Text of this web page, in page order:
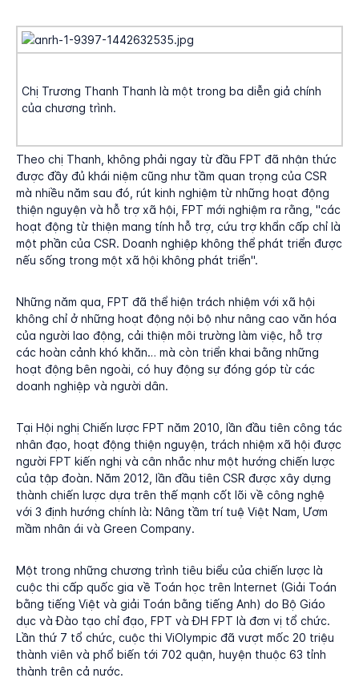
Chị Trương Thanh Thanh là một trong ba diễn giả chính
của chương trình.
Theo chị Thanh, không phải ngay từ đầu FPT đã nhận thức
được đầy đủ khái niệm cũng như tầm quan trọng của CSR
mà nhiều năm sau đó, rút kinh nghiệm từ những hoạt động
thiện nguyện và hỗ trợ xã hội, FPT mới nghiệm ra rằng, "các
hoạt động từ thiện mang tính hỗ trợ, cứu trợ khẩn cấp chỉ là
một phần của CSR. Doanh nghiệp không thể phát triển được
nếu sống trong một xã hội không phát triển".
Những năm qua, FPT đã thể hiện trách nhiệm với xã hội
không chỉ ở những hoạt động nội bộ như nâng cao văn hóa
của người lao động, cải thiện môi trường làm việc, hỗ trợ
các hoàn cảnh khó khăn… mà còn triển khai bằng những
hoạt động bên ngoài, có huy động sự đóng góp từ các
doanh nghiệp và người dân.
Tại Hội nghị Chiến lược FPT năm 2010, lần đầu tiên công tác
nhân đạo, hoạt động thiện nguyện, trách nhiệm xã hội được
người FPT kiến nghị và cân nhắc như một hướng chiến lược
của tập đoàn. Năm 2012, lần đầu tiên CSR được xây dựng
thành chiến lược dựa trên thế mạnh cốt lõi về công nghệ
với 3 định hướng chính là: Nâng tầm trí tuệ Việt Nam, Ươm
mầm nhân ái và Green Company.
Một trong những chương trình tiêu biểu của chiến lược là
cuộc thi cấp quốc gia về Toán học trên Internet (Giải Toán
bằng tiếng Việt và giải Toán bằng tiếng Anh) do Bộ Giáo
dục và Đào tạo chỉ đạo, FPT và ĐH FPT là đơn vị tổ chức.
Lần thứ 7 tổ chức, cuộc thi ViOlympic đã vượt mốc 20 triệu
thành viên và phổ biến tới 702 quận, huyện thuộc 63 tỉnh
thành trên cả nước.